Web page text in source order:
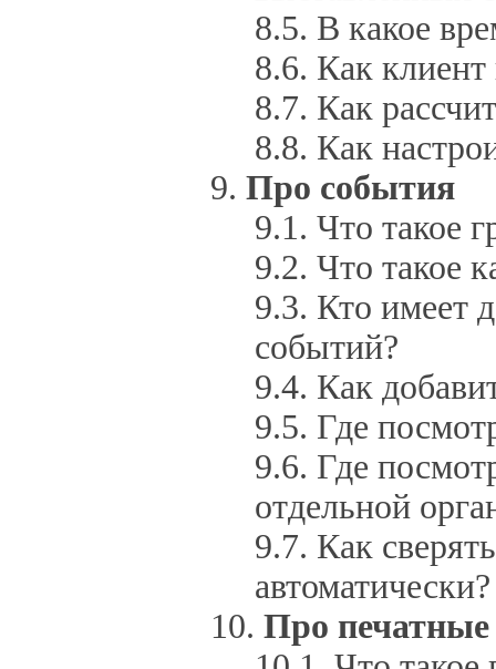
В какое
Как клиент
Как
Как
Про события
Что такое
Что такое
Кто имеет
событий?
Как
Где
Где
отдельной
Как
автоматически?
Про